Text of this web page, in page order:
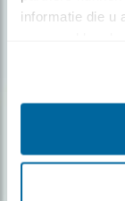
informatie die u
Ontvang